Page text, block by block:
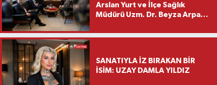
Arslan Yurt ve İlçe Sağlık
Müdürü Uzm. Dr. Beyza Arpacı
Ziyareti
SANATIYLA İZ BIRAKAN BİR
İSİM: UZAY DAMLA YILDIZ